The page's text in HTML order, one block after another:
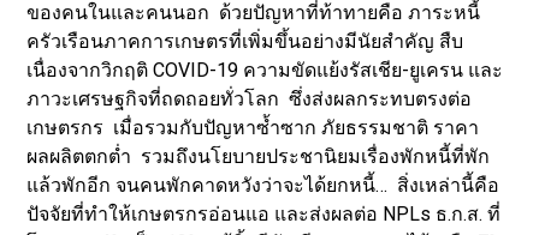
ของคนในและคนนอก ด้วยปัญหาที่ท้าทายคือ ภาระหนี้
ครัวเรือนภาคการเกษตรที่เพิ่มขึ้นอย่างมีนัยสำคัญ สืบ
เนื่องจากวิกฤติ COVID-19 ความขัดแย้งรัสเชีย-ยูเครน และ
ภาวะเศรษฐกิจที่ถดถอยทั่วโลก ซึ่งส่งผลกระทบตรงต่อ
เกษตรกร เมื่อรวมกับปัญหาซ้ำซาก ภัยธรรมชาติ ราคา
ผลผลิตตกต่ำ รวมถึงนโยบายประชานิยมเรื่องพักหนี้ที่พัก
แล้วพักอีก จนคนพักคาดหวังว่าจะได้ยกหนี้… สิ่งเหล่านี้คือ
ปัจจัยที่ทำให้เกษตรกรอ่อนแอ และส่งผลต่อ NPLs ธ.ก.ส. ที่